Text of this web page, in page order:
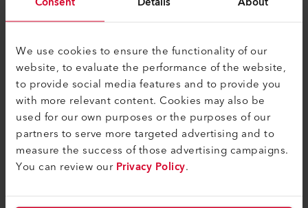
We use cookies to ensure the functionality of our
website, to evaluate the performance of the website,
to provide social media features and to provide you
with more relevant content. Cookies may also be
used for our own purposes or the purposes of our
partners to serve more targeted advertising and to
measure the success of those advertising campaigns.
You can review ourPrivacy Policy.
Introduzione
Produzione di tubi
Produzione di tubi vuoti (corpi dei tubi, tubi
grezzi)
Progettazione di macchine per il riempimento
e la saldatura di tubi
Processo nelle macchine per il riempimento e
le saldatrici di tubi
Tecnologie di saldatura